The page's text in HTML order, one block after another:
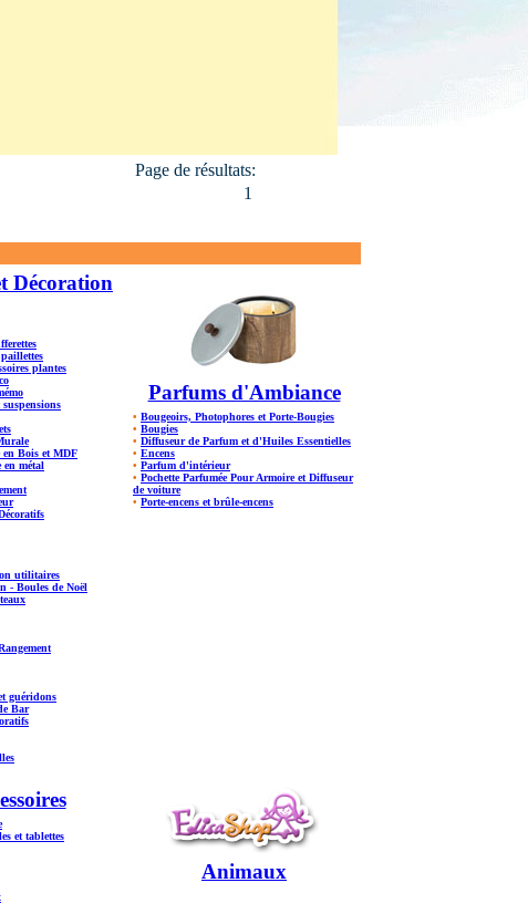
Page de résultats:
1
Décoration
plantes
en Bois et MDF
en métal
utilitaires
- Boules de Noël
guéridons
Bar
Parfums d'Ambiance
• Bougeoirs, Photophores et Porte-Bougies
• Bougies
• Diffuseur de Parfum et d'Huiles Essentielles
• Encens
• Parfum d'intérieur
• Pochette Parfumée Pour Armoire et Diffuseur
de voiture
• Porte-encens et brûle-encens
et tablettes
Animaux